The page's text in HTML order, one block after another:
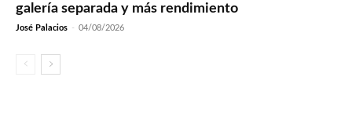
galería separada y más rendimiento
José Palacios - 04/08/2026